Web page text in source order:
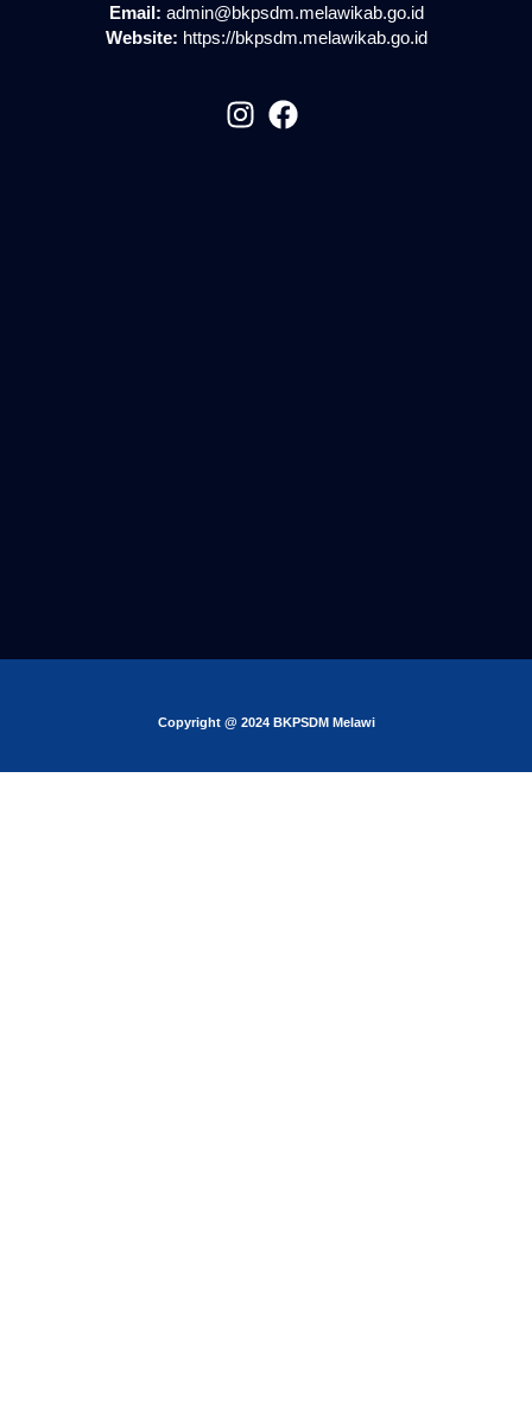
Email: admin@bkpsdm.melawikab.go.id
Website: https://bkpsdm.melawikab.go.id
Copyright @ 2024 BKPSDM Melawi